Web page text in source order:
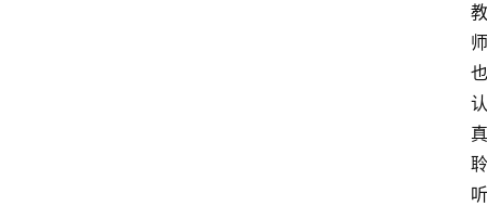
教
师
也
认
真
聆
听